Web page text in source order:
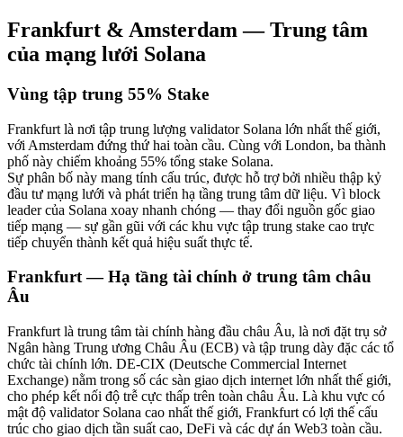
Frankfurt & Amsterdam — Trung tâm
của mạng lưới Solana
Vùng tập trung 55% Stake
Frankfurt là nơi tập trung lượng validator Solana lớn nhất thế giới,
với Amsterdam đứng thứ hai toàn cầu. Cùng với London, ba thành
phố này chiếm khoảng 55% tổng stake Solana.
Sự phân bố này mang tính cấu trúc, được hỗ trợ bởi nhiều thập kỷ
đầu tư mạng lưới và phát triển hạ tầng trung tâm dữ liệu. Vì block
leader của Solana xoay nhanh chóng — thay đổi nguồn gốc giao
tiếp mạng — sự gần gũi với các khu vực tập trung stake cao trực
tiếp chuyển thành kết quả hiệu suất thực tế.
Frankfurt — Hạ tầng tài chính ở trung tâm châu
Âu
Frankfurt là trung tâm tài chính hàng đầu châu Âu, là nơi đặt trụ sở
Ngân hàng Trung ương Châu Âu (ECB) và tập trung dày đặc các tổ
chức tài chính lớn. DE-CIX (Deutsche Commercial Internet
Exchange) nằm trong số các sàn giao dịch internet lớn nhất thế giới,
cho phép kết nối độ trễ cực thấp trên toàn châu Âu. Là khu vực có
mật độ validator Solana cao nhất thế giới, Frankfurt có lợi thế cấu
trúc cho giao dịch tần suất cao, DeFi và các dự án Web3 toàn cầu.